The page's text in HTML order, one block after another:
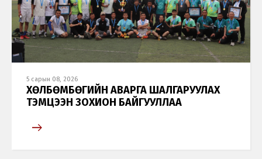
5 сарын 08, 2026
ХӨЛБӨМБӨГИЙН АВАРГА ШАЛГАРУУЛАХ
ТЭМЦЭЭН ЗОХИОН БАЙГУУЛЛАА